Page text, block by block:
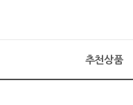
추천상품